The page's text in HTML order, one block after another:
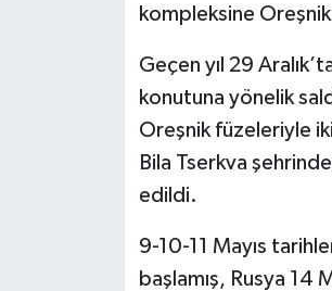
kompleksine
Geçen yıl 29
konutuna yönelik
Oreşnik füzeleriyle
Bila Tserkva
edildi.
9-10-11 Mayıs
başlamış, Rusya 14